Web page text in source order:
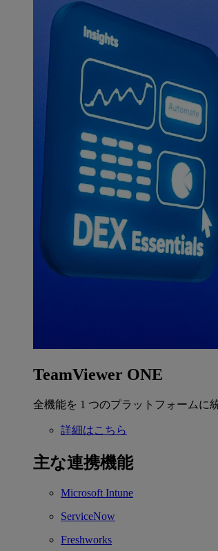
TeamViewer ONE
全機能を 1 つのプラットフォームに
詳細はこちら
主な連携機能
Microsoft Intune
ServiceNow
Freshworks